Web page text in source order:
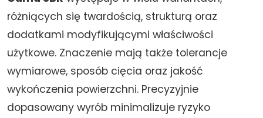
różniących się twardością, strukturą oraz
dodatkami modyfikującymi właściwości
użytkowe. Znaczenie mają także tolerancje
wymiarowe, sposób cięcia oraz jakość
wykończenia powierzchni. Precyzyjnie
dopasowany wyrób minimalizuje ryzyko